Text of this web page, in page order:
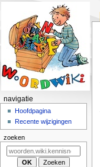
N
v
i
navigatie
Hoofdpagina
Recente wijzigingen
zoeken